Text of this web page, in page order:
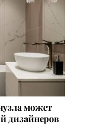
может
дизайнеров